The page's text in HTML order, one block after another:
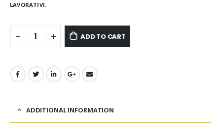
LAVORATIVI.
ADD TO CART
ADDITIONAL INFORMATION